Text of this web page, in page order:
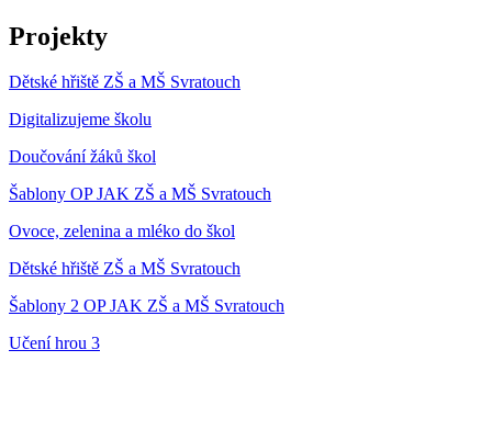
Projekty
Dětské hřiště ZŠ a MŠ Svratouch
Digitalizujeme školu
Doučování žáků škol
Šablony OP JAK ZŠ a MŠ Svratouch
Ovoce, zelenina a mléko do škol
Dětské hřiště ZŠ a MŠ Svratouch
Šablony 2 OP JAK ZŠ a MŠ Svratouch
Učení hrou 3